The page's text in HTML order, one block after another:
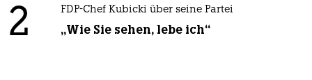
2 FDP-Chef Kubicki über seine Partei
„Wie Sie sehen, lebe ich“